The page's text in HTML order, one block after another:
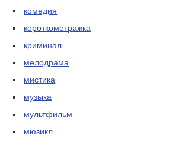
комедия
короткометражка
криминал
мелодрама
мистика
музыка
мультфильм
мюзикл